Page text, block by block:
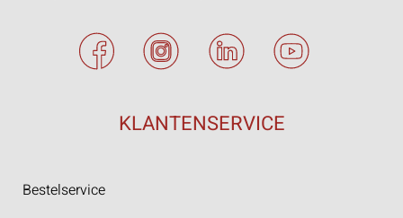
KLANTENSERVICE
Bestelservice